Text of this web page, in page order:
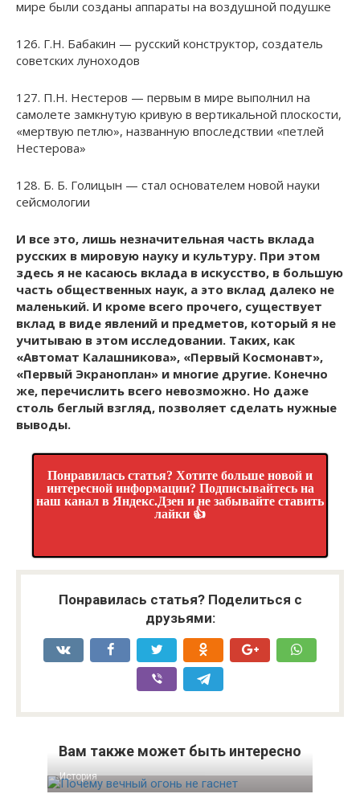
мире были созданы аппараты на воздушной подушке
126. Г.Н. Бабакин — русский конструктор, создатель
советских луноходов
127. П.Н. Нестеров — первым в мире выполнил на
самолете замкнутую кривую в вертикальной плоскости,
«мертвую петлю», названную впоследствии «петлей
Нестерова»
128. Б. Б. Голицын — стал основателем новой науки
сейсмологии
И все это, лишь незначительная часть вклада
русских в мировую науку и культуру. При этом
здесь я не касаюсь вклада в искусство, в большую
часть общественных наук, а это вклад далеко не
маленький. И кроме всего прочего, существует
вклад в виде явлений и предметов, который я не
учитываю в этом исследовании. Таких, как
«Автомат Калашникова», «Первый Космонавт»,
«Первый Экраноплан» и многие другие. Конечно
же, перечислить всего невозможно. Но даже
столь беглый взгляд, позволяет сделать нужные
выводы.
Понравилась статья? Хотите больше новой и
интересной информации? Подписывайтесь на
наш канал в Яндекс.Дзен и не забывайте ставить
лайки 👍
Понравилась статья? Поделиться с
друзьями:
Вам также может быть интересно
История